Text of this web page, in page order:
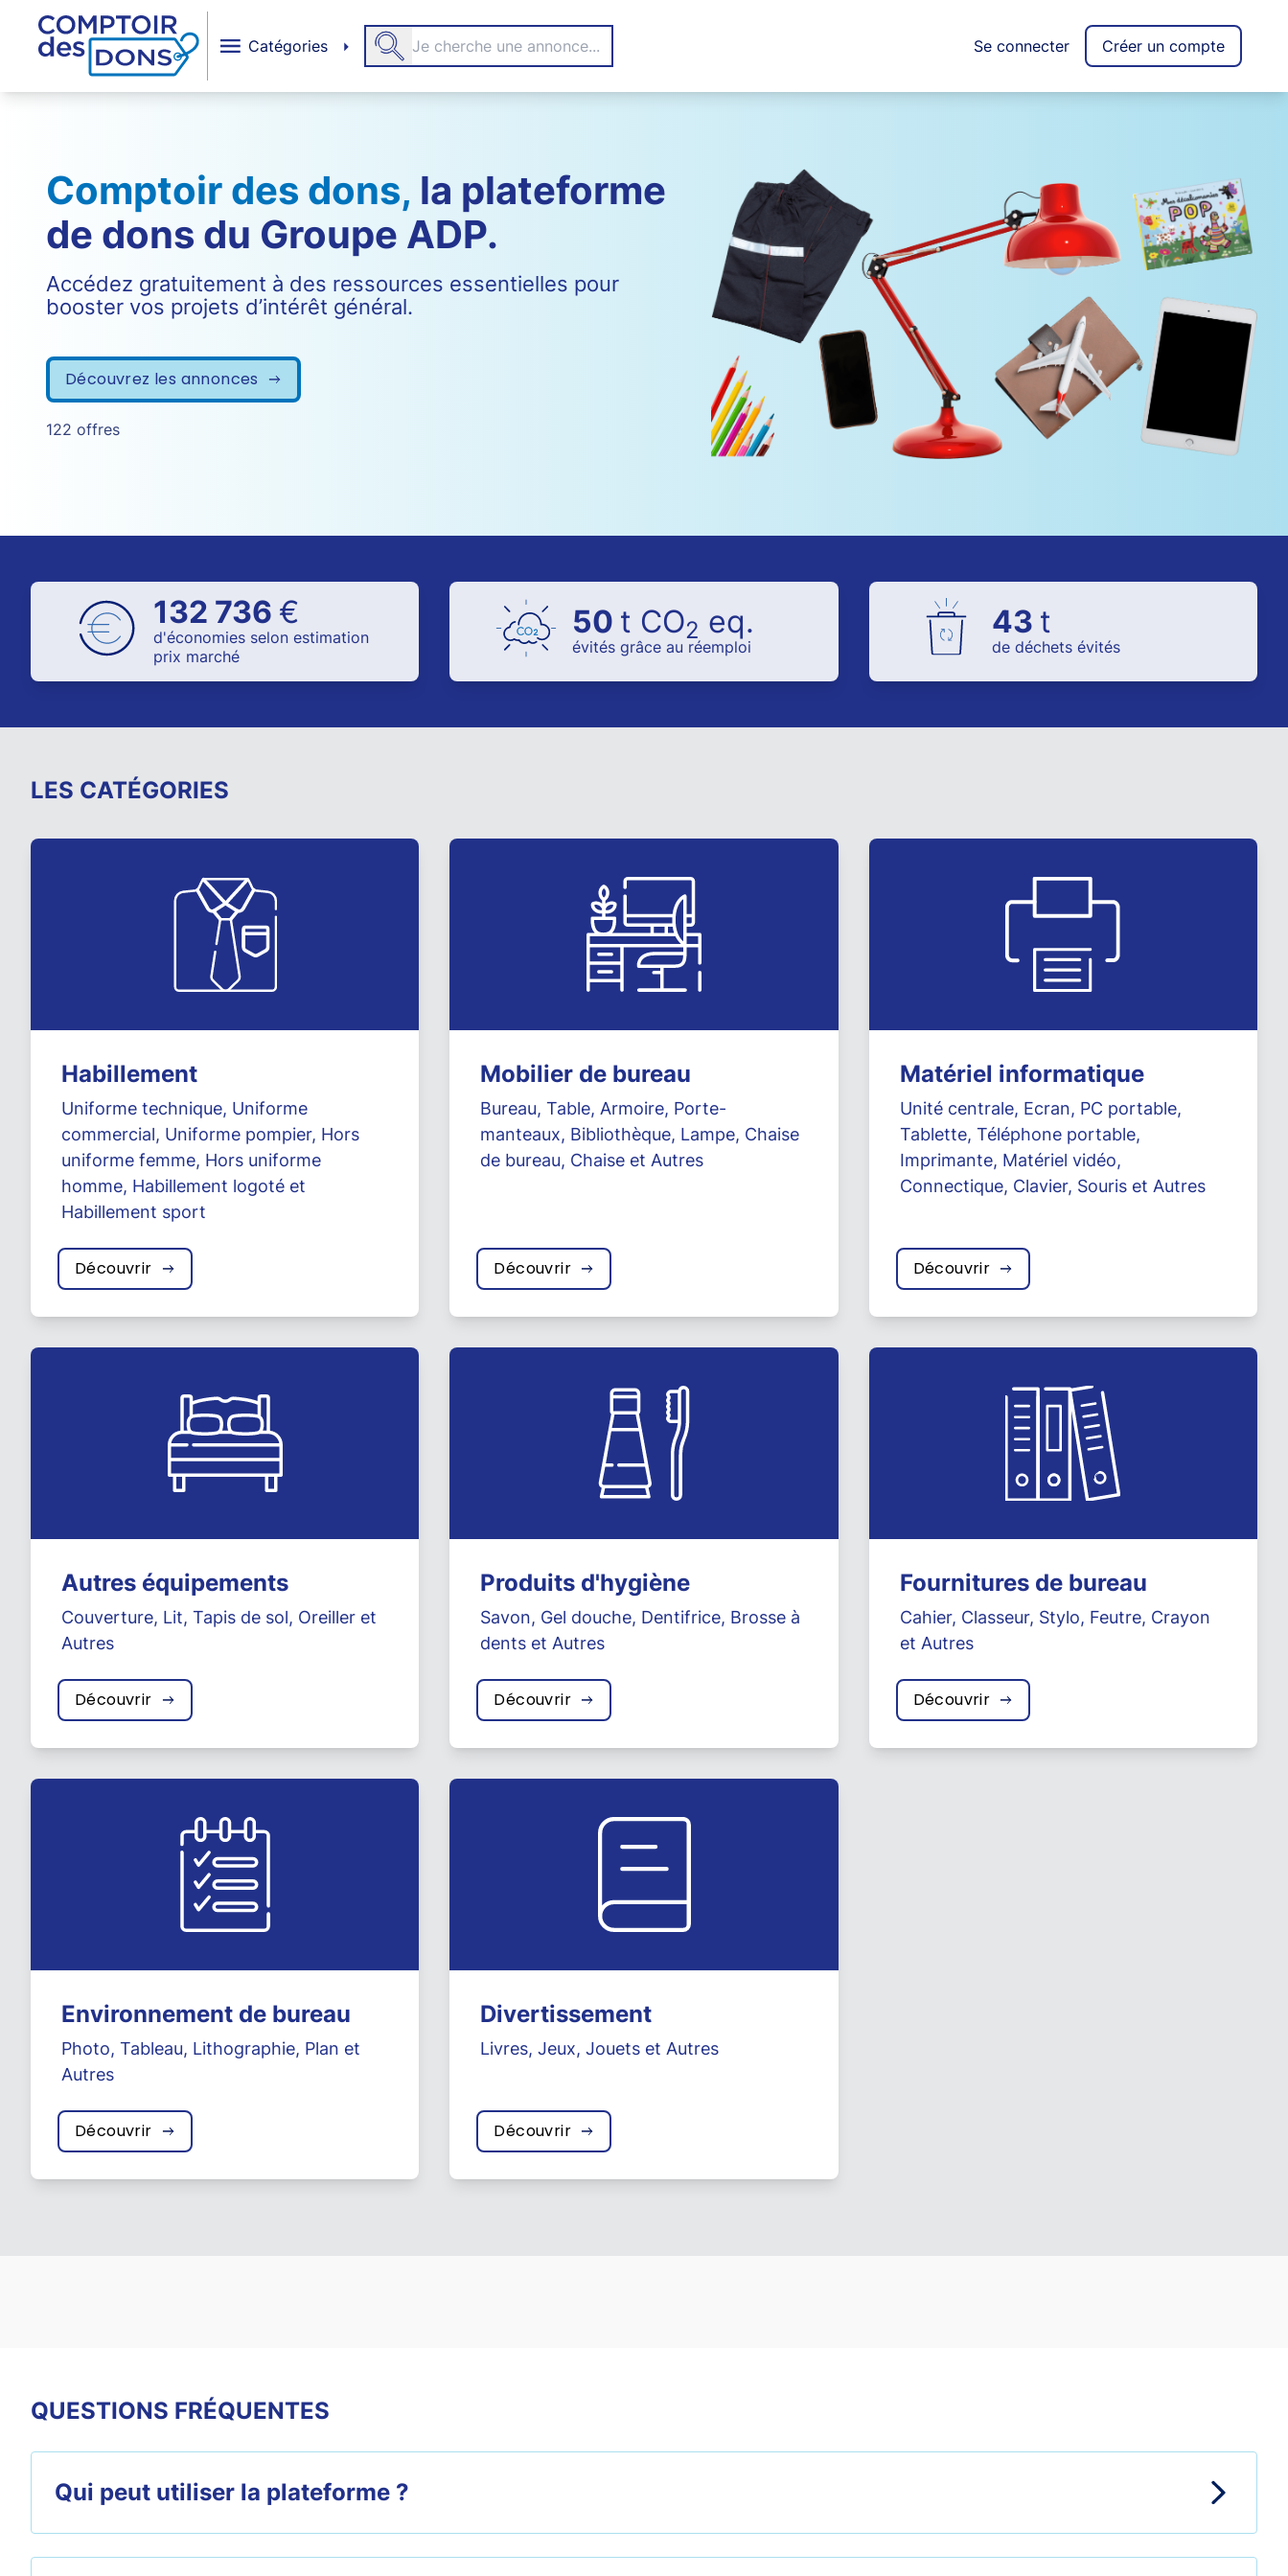
Aller au contenu principal
Catégories
Se connecter Créer un compte
Comptoir des dons, la plateforme
de dons du Groupe ADP.
Accédez gratuitement à des ressources essentielles pour
booster vos projets d’intérêt général.
Découvrez les annonces
122 offres
132 736 €
d'économies selon estimation
prix marché
50 t CO2 eq.
évités grâce au réemploi
43 t
de déchets évités
LES CATÉGORIES
Habillement
Uniforme technique, Uniforme
commercial, Uniforme pompier, Hors
uniforme femme, Hors uniforme
homme, Habillement logoté et
Habillement sport
Découvrir
Mobilier de bureau
Bureau,Table, Armoire, Porte-
manteaux, Bibliothèque, Lampe, Chaise
de bureau, Chaise et Autres
Découvrir
Matériel informatique
Unité centrale, Ecran, PC portable,
Tablette, Téléphone portable,
Imprimante, Matériel vidéo,
Connectique, Clavier, Souriset Autres
Découvrir
Autres équipements
Couverture, Lit, Tapis de sol, Oreiller et
Autres
Découvrir
Produits d'hygiène
Savon, Gel douche, Dentifrice, Brosse à
dents et Autres
Découvrir
Fournitures de bureau
Cahier, Classeur, Stylo, Feutre, Crayon
et Autres
Découvrir
Environnement de bureau
Photo, Tableau, Lithographie, Plan et
Autres
Découvrir
Divertissement
Livres,Jeux,Jouets et Autres
Découvrir
QUESTIONS FRÉQUENTES
Qui peut utiliser la plateforme ?